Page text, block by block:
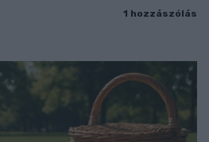
1 hozzászólás